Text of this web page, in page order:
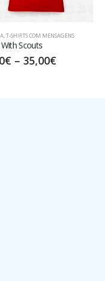
MENSAGENS
€
T-SHIRTS COM